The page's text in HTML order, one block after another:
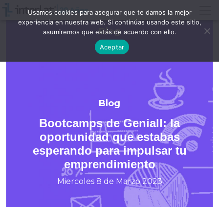
Blog
Blog
Bootcamps de Geniall: la
oportunidad que estabas
esperando para impulsar tu
emprendimiento
Miercoles 8 de Marzo 2023
Usamos cookies para asegurar que te damos la mejor
experiencia en nuestra web. Si continúas usando este sitio,
asumiremos que estás de acuerdo con ello.
Aceptar